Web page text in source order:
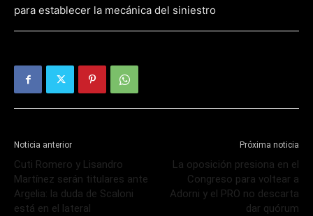
para establecer la mecánica del siniestro
Noticia anterior
Cuti Romero y Lisandro
Martínez serán titulares ante
Argelia: la duda de Scaloni
está en el lateral
Próxima noticia
La oposición presiona en el
Congreso para voltear a
Adorni y el PRO no descarta
dar quórum